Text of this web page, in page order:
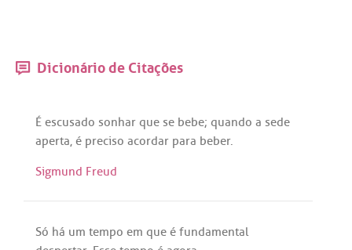
Dicionário de Citações
É escusado sonhar que se bebe; quando a sede
aperta, é preciso acordar para beber.
Sigmund Freud
Só há um tempo em que é fundamental